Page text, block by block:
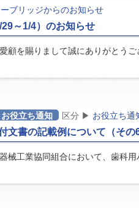
ーブリッジからのお知らせ
～1/4）のお知らせ
顧を賜りまして誠にありがとう
お役立ち通知 区分 ▶ お役立ち通
文書の記載例について（その6
械工業協同組合において、歯科